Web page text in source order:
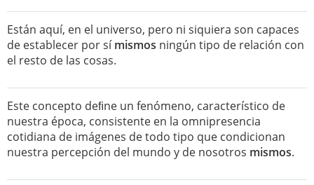
Están aquí, en el universo, pero ni siquiera son capaces
de establecer por símismos ningún tipo de relación con
el resto de las cosas.
Este concepto deﬁne un fenómeno, característico de
nuestra época, consistente en la omnipresencia
cotidiana de imágenes de todo tipo que condicionan
nuestra percepción del mundo y de nosotros mismos.